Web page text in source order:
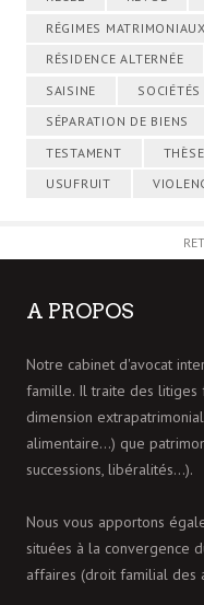
RÉGIMES MATRIMONIAUX
RÉSIDENCE ALTERNÉE
SAISINE
SOCIÉTÉS
SÉPARATION DE BIENS
TESTAMENT
THÈSE
USUFRUIT
A PROPOS
Notre cabinet d'avocat
famille. Il traite des litiges
dimension
alimentaire…) que
successions, libéralités…).
Nous vous apportons
situées à la convergence
affaires (droit familial des